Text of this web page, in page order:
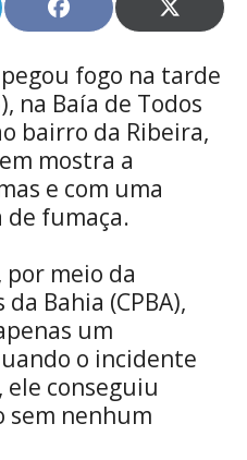
Share
on
Facebook
Share
on
fogo na tarde
na Baía de Todos
bairro da Ribeira,
mostra a
e com uma
de fumaça.
meio da
Bahia (CPBA),
um
o incidente
conseguiu
sem nenhum